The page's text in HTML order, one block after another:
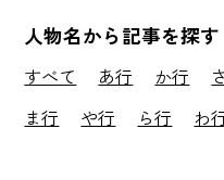
人物名から記事を探す
すべて あ行 か行
ま行
や行 ら行 わ